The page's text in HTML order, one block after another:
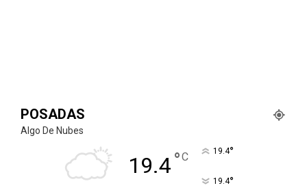
POSADAS
Algo De Nubes
19.4°C 19.4°
19.4°